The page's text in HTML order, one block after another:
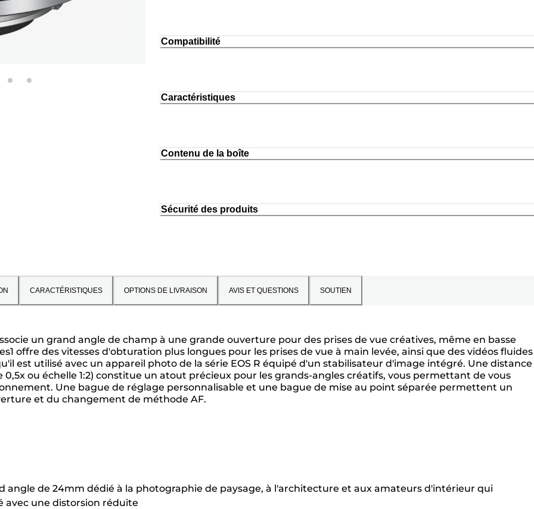
Compatibilité
Caractéristiques
Contenu de la boîte
Sécurité des produits
CARACTÉRISTIQUES OPTIONS DE LIVRAISON AVIS ET QUESTIONS SOUTIEN
un grand angle de champ à une grande ouverture pour des prises de vue créatives, même en basse
offre des vitesses d'obturation plus longues pour les prises de vue à main levée, ainsi que des vidéos fluides
est utilisé avec un appareil photo de la série EOS R équipé d'un stabilisateur d'image intégré. Une
ou échelle 1:2) constitue un atout précieux pour les grands-angles créatifs, vous permettant de vous
Une bague de réglage personnalisable et une bague de mise au point séparée permettent un
et du changement de méthode AF.
angle de 24mm dédié à la photographie de paysage, à l'architecture et aux amateurs d'intérieur qui
avec une distorsion réduite